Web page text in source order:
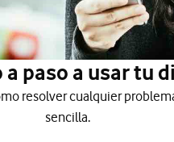
a paso a usar tu
resolver cualquier
sencilla.